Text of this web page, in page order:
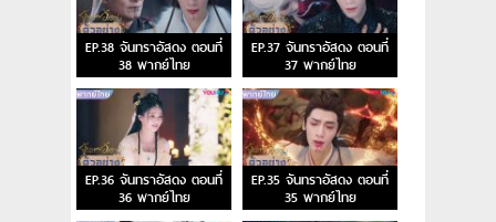
EP.38 จันทราอัสดง ตอนที่
38 พากย์ไทย
EP.37 จันทราอัสดง ตอนที่
37 พากย์ไทย
EP.36 จันทราอัสดง ตอนที่
36 พากย์ไทย
EP.35 จันทราอัสดง ตอนที่
35 พากย์ไทย